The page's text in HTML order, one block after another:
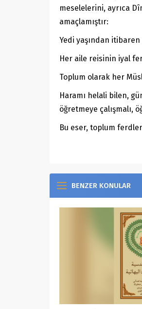
meselelerini, ayrıca
amaçlamıştır:
Yedi yaşından
Her aile reisinin iyal
Toplum olarak her
Haramı helali bilen,
öğretmeye çalışmalı,
Bu eser, toplum
BENZER KONULAR